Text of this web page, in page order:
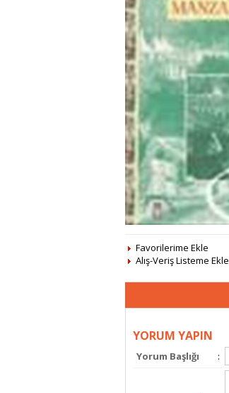
Favorilerime Ekle
Alış-Veriş Listeme Ekle
YORUM YAPIN
Yorum Başlığı :